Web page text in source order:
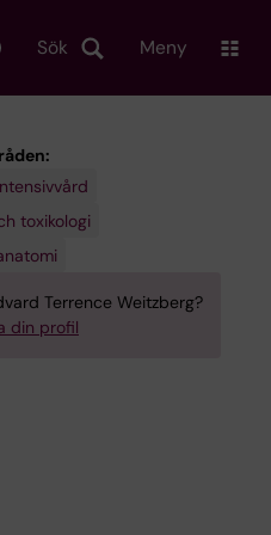
Sök Meny
toxikologi
Terrence Weitzberg?
din profil